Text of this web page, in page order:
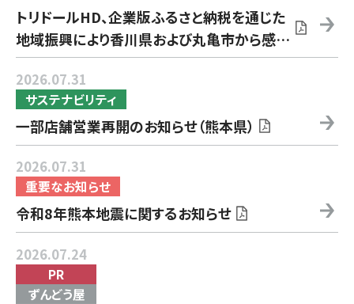
トリドールHD、企業版ふるさと納税を通じた
地域振興により香川県および丸亀市から感謝
状を受領
サステナビリティ
2026.07.31
一部店舗営業再開のお知らせ（熊本県）
重要なお知らせ
2026.07.31
令和8年熊本地震に関するお知らせ
PR
ずんどう屋
2026.07.24